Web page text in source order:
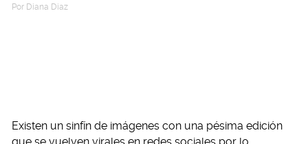
Por Diana Diaz
Existen un sinfín de imágenes con una pésima edición